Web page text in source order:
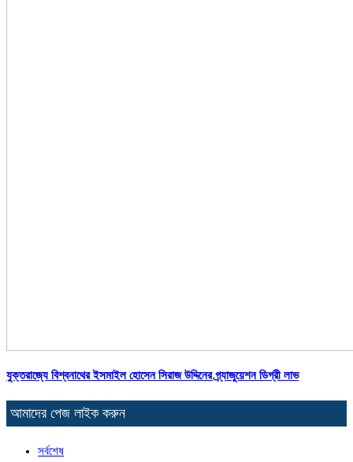
যুক্তরাজ্যে বিশ্বনাথের ইসমাইল হোসেন সিরাজ উদ্দিনের গ্র্যাজুয়েশন ডিগ্রী লাভ
আমাদের পেজ লাইক করুন
সর্বশেষ